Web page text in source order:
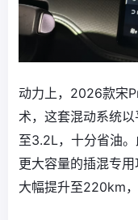
动力上，2026款宋
术，这套混动系统
至3.2L，十分省油
更大容量的插混专
大幅提升至220km，